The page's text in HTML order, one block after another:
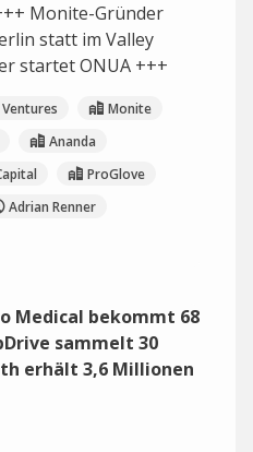
Monite-Gründer
statt im Valley
startet ONUA +++
Monite
Ananda
ProGlove
Adrian Renner